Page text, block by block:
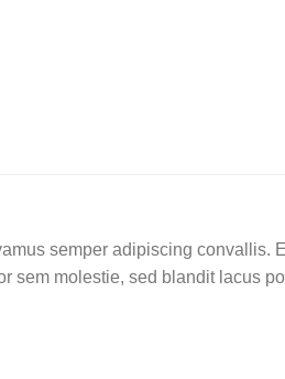
semper adipiscing convallis.
sem molestie, sed blandit lacus